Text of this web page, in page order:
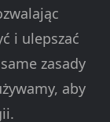
i ulepszać
zasady
aby